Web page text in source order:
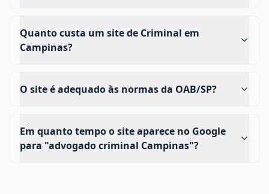
Quanto custa um site de Criminal em
Campinas?
O site é adequado às normas da OAB/SP?
Em quanto tempo o site aparece no Google
para "advogado criminal Campinas"?